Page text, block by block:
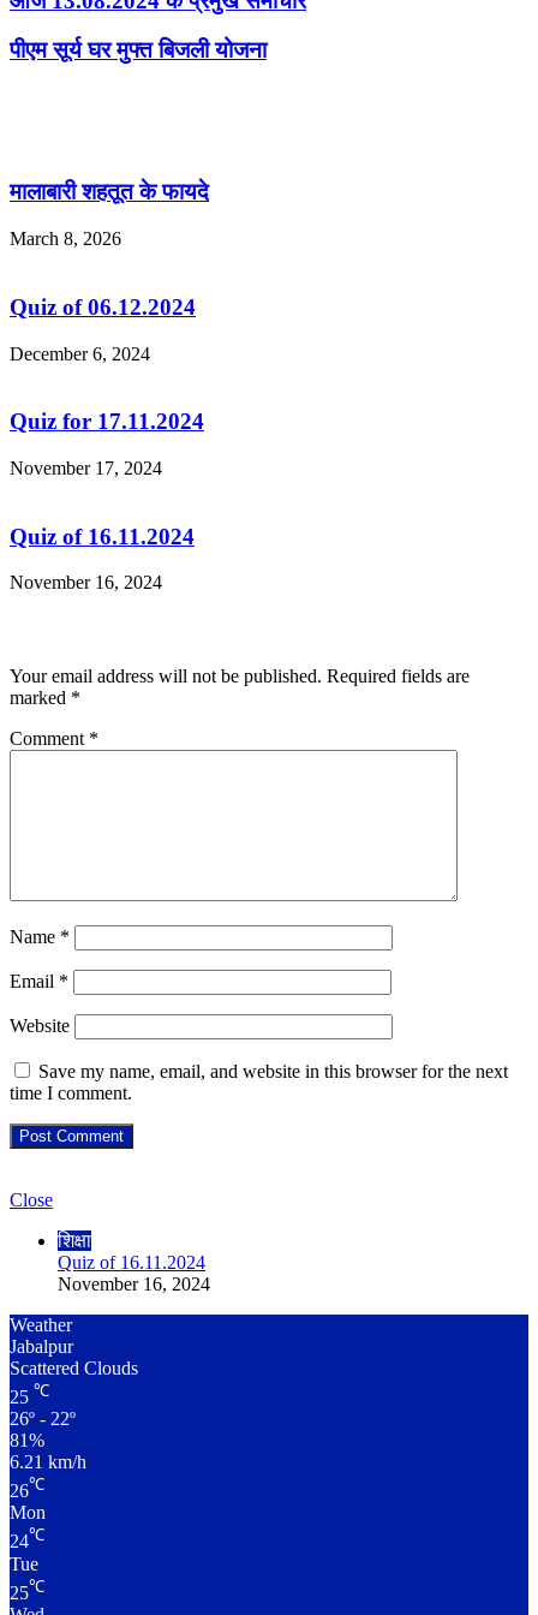
पीएम सूर्य घर मुफ्त बिजली योजना
मालाबारी शहतूत के फायदे
March 8, 2026
Quiz of 06.12.2024
December 6, 2024
Quiz for 17.11.2024
November 17, 2024
Quiz of 16.11.2024
November 16, 2024
Your email address will not be published. Required fields are
marked *
Comment *
Name *
Email *
Website
Save my name, email, and website in this browser for the next
time I comment.
Close
शिक्षा
Quiz of 16.11.2024
November 16, 2024
Weather
Jabalpur
Scattered Clouds
25 ℃
26º - 22º
81%
6.21 km/h
26℃
Mon
24℃
Tue
25℃